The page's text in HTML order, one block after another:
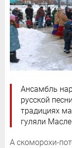
Ансамбль
русской
традициях
гуляли
А скоморохи-